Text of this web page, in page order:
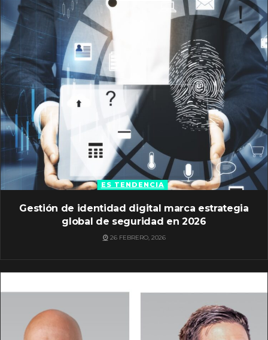
ES TENDENCIA
Gestión de identidad digital marca estrategia
global de seguridad en 2026
26 FEBRERO, 2026